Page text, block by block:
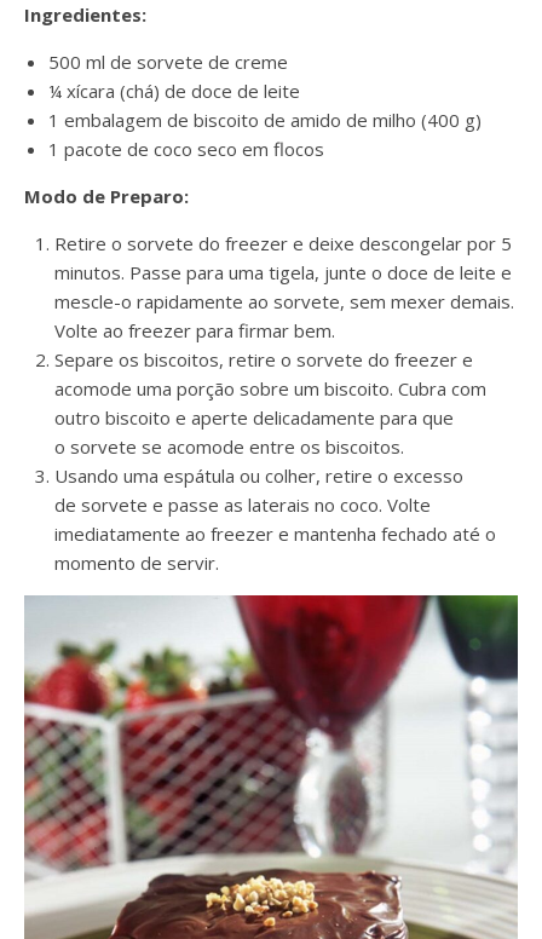
Ingredientes:
500 ml de sorvete de creme
¼ xícara (chá) de doce de leite
1 embalagem de biscoito de amido de milho (400 g)
1 pacote de coco seco em flocos
Modo de Preparo:
Retire o sorvete do freezer e deixe descongelar por 5
minutos. Passe para uma tigela, junte o doce de leite e
mescle-o rapidamente ao sorvete, sem mexer demais.
Volte ao freezer para firmar bem.
Separe os biscoitos, retire o sorvete do freezer e
acomode uma porção sobre um biscoito. Cubra com
outro biscoito e aperte delicadamente para que
o sorvete se acomode entre os biscoitos.
Usando uma espátula ou colher, retire o excesso
de sorvete e passe as laterais no coco. Volte
imediatamente ao freezer e mantenha fechado até o
momento de servir.